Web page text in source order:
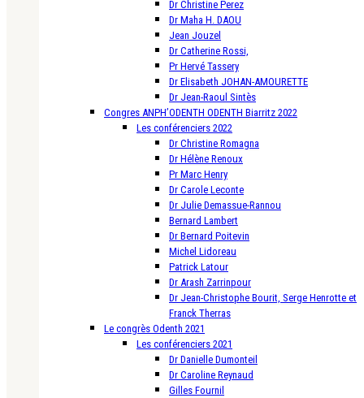
Dr Christine Perez
Dr Maha H. DAOU
Jean Jouzel
Dr Catherine Rossi,
Pr Hervé Tassery
Dr Elisabeth JOHAN-AMOURETTE
Dr Jean-Raoul Sintès
Congres ANPH’ODENTH ODENTH Biarritz 2022
Les conférenciers 2022
Dr Christine Romagna
Dr Hélène Renoux
Pr Marc Henry
Dr Carole Leconte
Dr Julie Demassue-Rannou
Bernard Lambert
Dr Bernard Poitevin
Michel Lidoreau
Patrick Latour
Dr Arash Zarrinpour
Dr Jean-Christophe Bourit, Serge Henrotte et
Franck Therras
Le congrès Odenth 2021
Les conférenciers 2021
Dr Danielle Dumonteil
Dr Caroline Reynaud
Gilles Fournil